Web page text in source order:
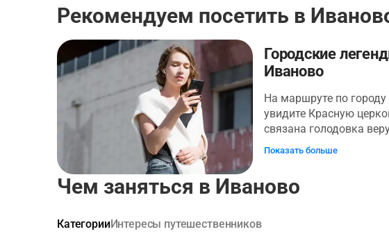
Рекомендуем посетить в
Городские
Иваново
На маршруте по
увидите Красную
связана голодовка
узнаете легенды о
первой фабрике-кухне и
Показать больше
Чем заняться в Иваново
КатегорииИнтересы путешественников